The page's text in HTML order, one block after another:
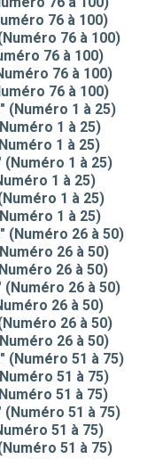
76 à 100)
76 à 100)
76 à 100)
76 à 100)
76 à 100)
(Numéro 1 à 25)
1 à 25)
1 à 25)
1 à 25)
1 à 25)
1 à 25)
1 à 25)
(Numéro 26 à 50)
26 à 50)
26 à 50)
26 à 50)
26 à 50)
26 à 50)
26 à 50)
(Numéro 51 à 75)
51 à 75)
51 à 75)
51 à 75)
51 à 75)
51 à 75)